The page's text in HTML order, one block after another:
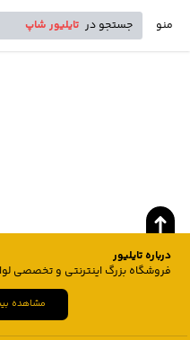
منو جستجو در تایلیور شاپ
درباره تایلیور
فروشگاه بزرگ اینترنتی و تخصصی
مشاهده